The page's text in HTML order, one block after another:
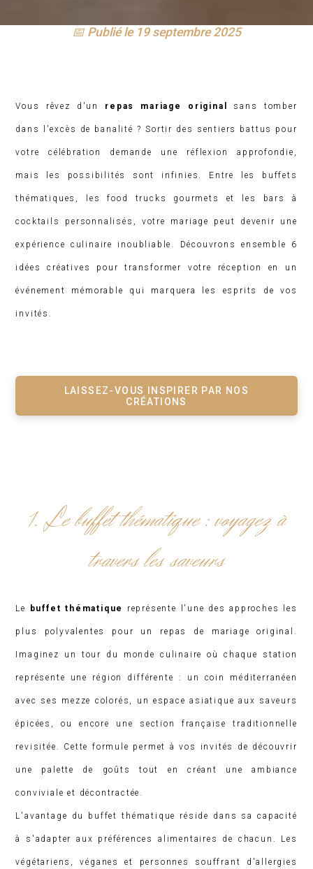
📅 Publié le 19 septembre 2025
Vous rêvez d'un repas mariage original sans tomber
dans l'excès de banalité ? Sortir des sentiers battus pour
votre célébration demande une réflexion approfondie,
mais les possibilités sont infinies. Entre les buffets
thématiques, les food trucks gourmets et les bars à
cocktails personnalisés, votre mariage peut devenir une
expérience culinaire inoubliable. Découvrons ensemble 6
idées créatives pour transformer votre réception en un
événement mémorable qui marquera les esprits de vos
invités.
LAISSEZ-VOUS INSPIRER PAR NOS
CRÉATIONS
1. Le buffet thématique : voyagez à
travers les saveurs
Le buffet thématique représente l'une des approches les
plus polyvalentes pour un repas de mariage original.
Imaginez un tour du monde culinaire où chaque station
représente une région différente : un coin méditerranéen
avec ses mezze colorés, un espace asiatique aux saveurs
épicées, ou encore une section française traditionnelle
revisitée. Cette formule permet à vos invités de découvrir
une palette de goûts tout en créant une ambiance
conviviale et décontractée.
L'avantage du buffet thématique réside dans sa capacité
à s'adapter aux préférences alimentaires de chacun. Les
végétariens, véganes et personnes souffrant d'allergies